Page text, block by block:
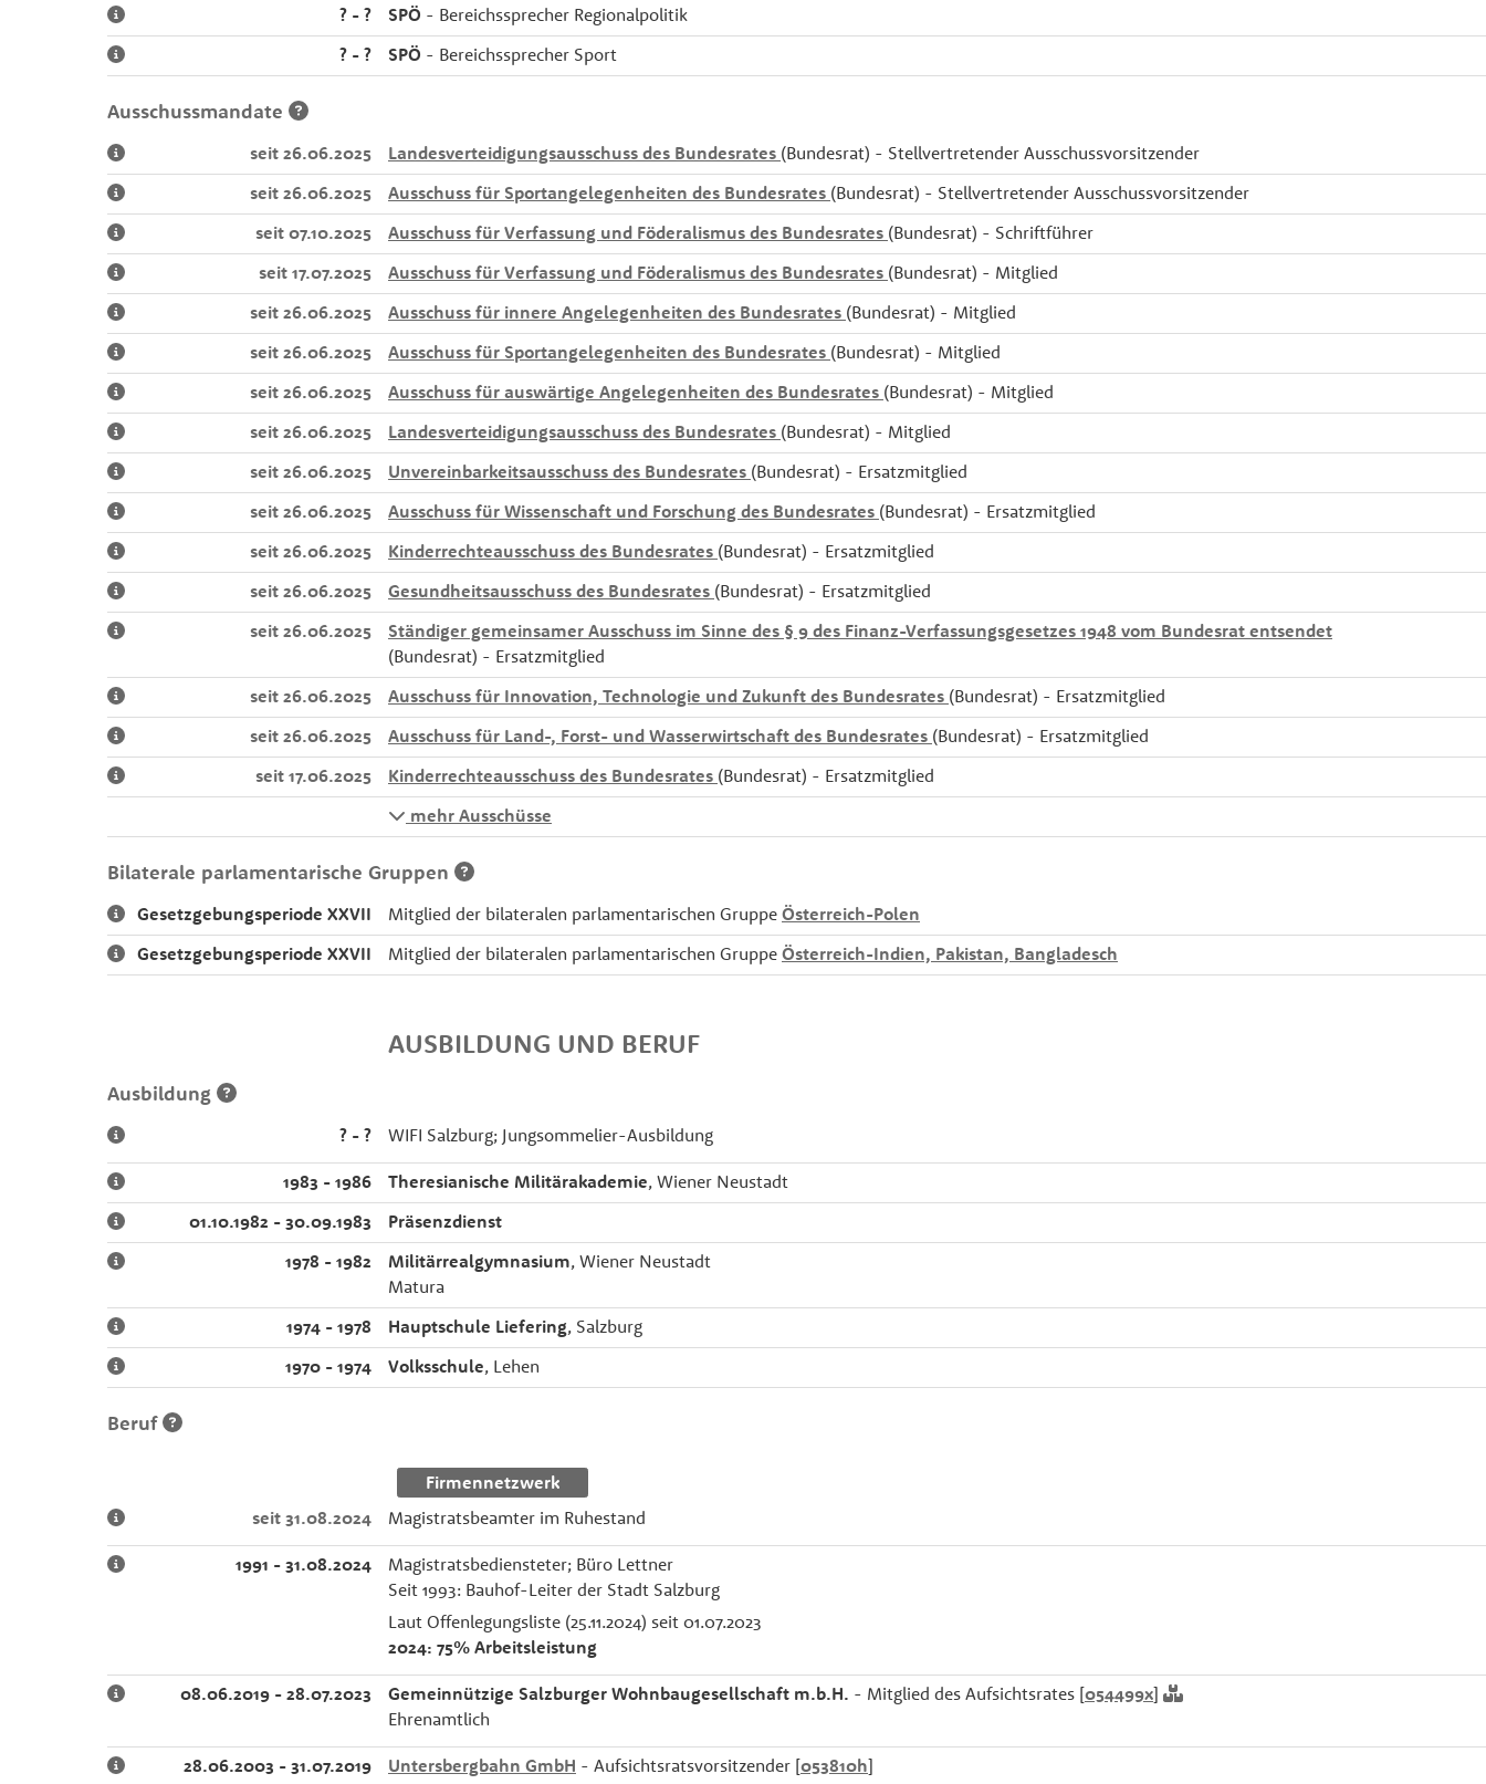
? - ?
SPÖ - Bereichssprecher Regionalpolitik
? - ?
SPÖ - Bereichssprecher Sport
Ausschussmandate
seit 26.06.2025 Landesverteidigungsausschuss des Bundesrates (Bundesrat) - Stellvertretender Ausschussvorsitzender
seit 26.06.2025
Ausschuss für Sportangelegenheiten des Bundesrates (Bundesrat) - Stellvertretender Ausschussvorsitzender
seit 07.10.2025
Ausschuss für Verfassung und Föderalismus des Bundesrates (Bundesrat) - Schriftführer
seit 17.07.2025
Ausschuss für Verfassung und Föderalismus des Bundesrates (Bundesrat) - Mitglied
seit 26.06.2025
Ausschuss für innere Angelegenheiten des Bundesrates (Bundesrat) - Mitglied
seit 26.06.2025
Ausschuss für Sportangelegenheiten des Bundesrates (Bundesrat) - Mitglied
seit 26.06.2025
Ausschuss für auswärtige Angelegenheiten des Bundesrates (Bundesrat) - Mitglied
seit 26.06.2025
Landesverteidigungsausschuss des Bundesrates (Bundesrat) - Mitglied
seit 26.06.2025
Unvereinbarkeitsausschuss des Bundesrates (Bundesrat) - Ersatzmitglied
seit 26.06.2025
Ausschuss für Wissenschaft und Forschung des Bundesrates (Bundesrat) - Ersatzmitglied
seit 26.06.2025
Kinderrechteausschuss des Bundesrates (Bundesrat) - Ersatzmitglied
seit 26.06.2025
Gesundheitsausschuss des Bundesrates (Bundesrat) - Ersatzmitglied
seit 26.06.2025
Ständiger gemeinsamer Ausschuss im Sinne des § 9 des Finanz-Verfassungsgesetzes 1948 vom Bundesrat entsendet
(Bundesrat) - Ersatzmitglied
seit 26.06.2025
Ausschuss für Innovation, Technologie und Zukunft des Bundesrates (Bundesrat) - Ersatzmitglied
seit 26.06.2025
Ausschuss für Land-, Forst- und Wasserwirtschaft des Bundesrates (Bundesrat) - Ersatzmitglied
seit 17.06.2025
Kinderrechteausschuss des Bundesrates (Bundesrat) - Ersatzmitglied
mehr Ausschüsse
Bilaterale parlamentarische Gruppen
Gesetzgebungsperiode XXVII Mitglied der bilateralen parlamentarischen Gruppe Österreich-Polen
Gesetzgebungsperiode XXVII
Mitglied der bilateralen parlamentarischen Gruppe Österreich-Indien, Pakistan, Bangladesch
AUSBILDUNG UND BERUF
Ausbildung
? - ? WIFI Salzburg; Jungsommelier-Ausbildung
1983 - 1986 Theresianische Militärakademie, Wiener Neustadt
01.10.1982 - 30.09.1983
Präsenzdienst
1978 - 1982
Militärrealgymnasium, Wiener Neustadt
Matura
1974 - 1978
Hauptschule Liefering, Salzburg
1970 - 1974
Volksschule, Lehen
Beruf
Firmennetzwerk
seit 31.08.2024
Magistratsbeamter im Ruhestand
1991 - 31.08.2024
Magistratsbediensteter; Büro Lettner
Seit 1993: Bauhof-Leiter der Stadt Salzburg
Laut Offenlegungsliste (25.11.2024) seit 01.07.2023
2024: 75% Arbeitsleistung
08.06.2019 - 28.07.2023 Gemeinnützige Salzburger Wohnbaugesellschaft m.b.H. - Mitglied des Aufsichtsrates [054499x]
Ehrenamtlich
28.06.2003 - 31.07.2019 Untersbergbahn GmbH - Aufsichtsratsvorsitzender [053810h]